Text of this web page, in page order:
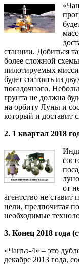
станции. Добиться
более сложной
пилотируемых
будет состоять из
посадочного.
грунта не должна
на орбиту Луны и
который и доставит
2. 1 квартал 2018
от
агентство не
цели, предпочитая
необходимые
3. Конец 2018 года
«Чанъэ-4» – это
декабре 2013 года,